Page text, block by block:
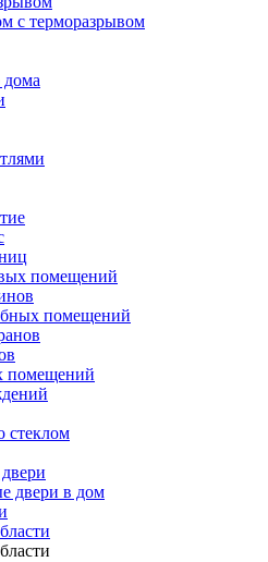
с терморазрывом
дома
помещений
помещений
помещений
стеклом
двери в дом